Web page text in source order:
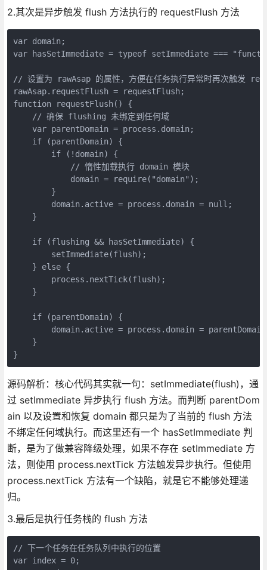
2.其次是异步触发 flush 方法执行的 requestFlush 方法
var domain;
var hasSetImmediate = typeof setImmediate ===
// 设置为 rawAsap 的属性，方便在任务执行异常时再次触发
rawAsap.requestFlush = requestFlush;
function requestFlush() {
    // 确保 flushing 未绑定到任何域
    var parentDomain = process.domain;
    if (parentDomain) {
        if (!domain) {
            // 惰性加载执行 domain 模块
            domain = require("domain");
        }
        domain.active = process.domain = null;
    }
    if (flushing && hasSetImmediate) {
        setImmediate(flush);
    } else {
        process.nextTick(flush);
    }
    if (parentDomain) {
domain.active = process.domain =
    }
源码解析：核心代码其实就一句：setImmediate(flush)，通
过 setImmediate 异步执行 flush 方法。而判断 parentDom
ain 以及设置和恢复 domain 都只是为了当前的 flush 方法
不绑定任何域执行。而这里还有一个 hasSetImmediate 判
断，是为了做兼容降级处理，如果不存在 setImmediate 方
法，则使用 process.nextTick 方法触发异步执行。但使用
process.nextTick 方法有一个缺陷，就是它不能够处理递
归。
3.最后是执行任务栈的 flush 方法
// 下一个任务在任务队列中执行的位置
var index = 0;